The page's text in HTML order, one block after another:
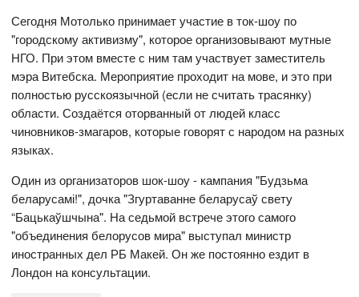
Сегодня Мотолько принимает участие в ток-шоу по
"городскому активизму", которое организовывают мутные
НГО. При этом вместе с ним там участвует заместитель
мэра Витебска. Мероприятие проходит на мове, и это при
полностью русскоязычной (если не считать трасянку)
области. Создаётся оторванный от людей класс
чиновников-змагаров, которые говорят с народом на разных
языках.
Один из организаторов шок-шоу - кампания "Будзьма
беларусамі!", дочка "Згуртаванне беларусаў свету
“Бацькаўшчына". На седьмой встрече этого самого
"объединения белорусов мира" выступал министр
иностранных дел РБ Макей. Он же постоянно ездит в
Лондон на консультации.